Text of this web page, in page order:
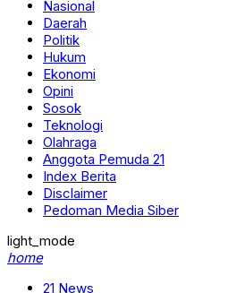
Nasional
Daerah
Politik
Hukum
Ekonomi
Opini
Sosok
Teknologi
Olahraga
Anggota Pemuda 21
Index Berita
Disclaimer
Pedoman Media Siber
light_mode
home
21 News